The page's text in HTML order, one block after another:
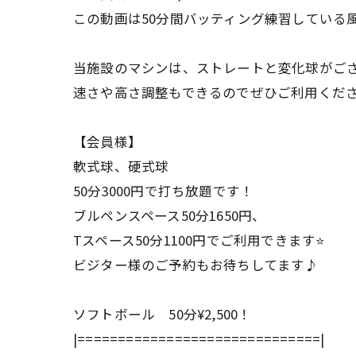
この動画は50分間バッティング練習している
当施設のマシンは、ストレートと変化球がご
速さや高さ調整もできるのでぜひご利用くだ
【会員様】
軟式球、硬式球
50分3000円で打ち放題です！
ブルペンスペース50分1650円、
Tスペース50分1100円でご利用できます⭐️
ビジター様のご予約もお待ちしてます♪
ソフトボール 50分¥2,500！
|==============================|